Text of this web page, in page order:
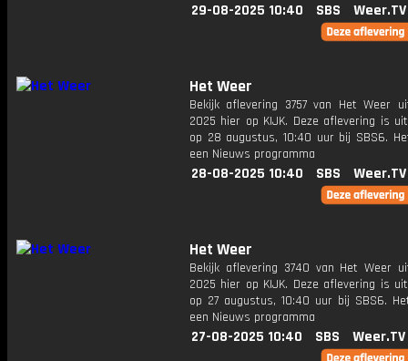
29-08-2025 10:40 SBS Weer.TV
Het Weer
Bekijk aflevering 3757 van Het Weer
2025 hier op KIJK. Deze aflevering is
op 28 augustus, 10:40 uur bij SBS6.
een Nieuws programma
28-08-2025 10:40 SBS Weer.TV
Het Weer
Bekijk aflevering 3740 van Het Weer
2025 hier op KIJK. Deze aflevering is
op 27 augustus, 10:40 uur bij SBS6.
een Nieuws programma
27-08-2025 10:40 SBS Weer.TV